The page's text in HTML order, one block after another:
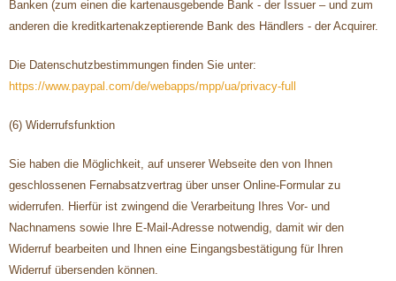
Banken (zum einen die kartenausgebende Bank - der Issuer – und zum
anderen die kreditkartenakzeptierende Bank des Händlers - der Acquirer.
Die Datenschutzbestimmungen finden Sie unter:
https://www.paypal.com/de/webapps/mpp/ua/privacy-full
(6) Widerrufsfunktion
Sie haben die Möglichkeit, auf unserer Webseite den von Ihnen
geschlossenen Fernabsatzvertrag über unser Online-Formular zu
widerrufen. Hierfür ist zwingend die Verarbeitung Ihres Vor- und
Nachnamens sowie Ihre E-Mail-Adresse notwendig, damit wir den
Widerruf bearbeiten und Ihnen eine Eingangsbestätigung für Ihren
Widerruf übersenden können.